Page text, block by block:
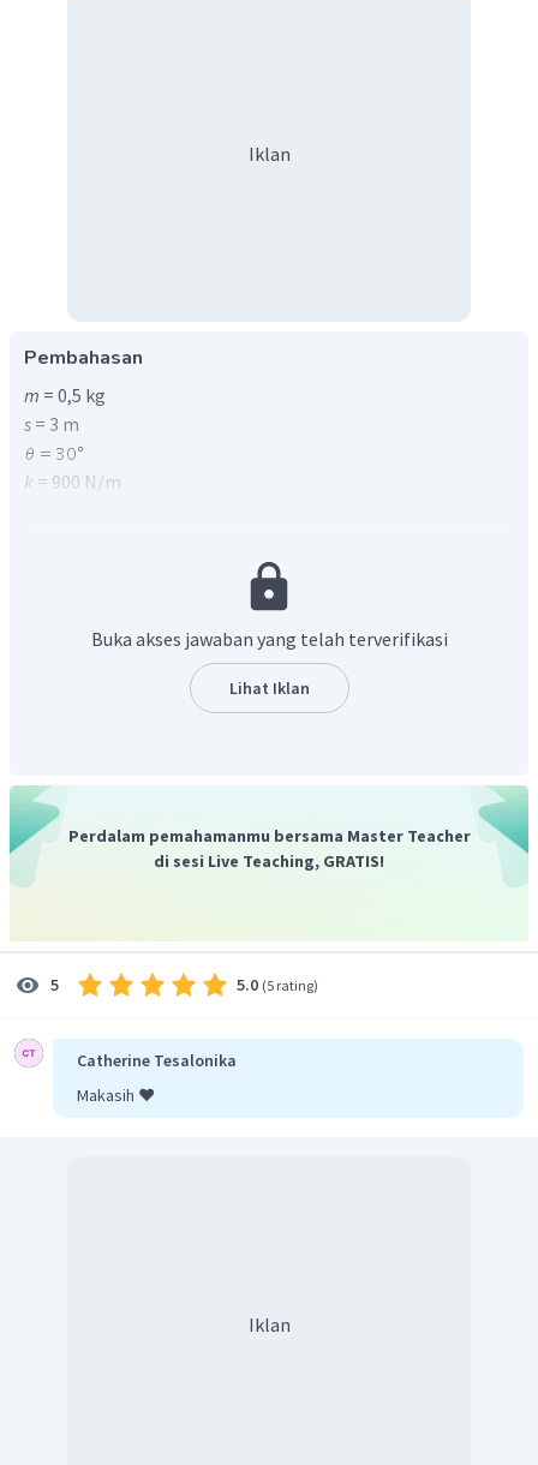
Iklan
Pembahasan
m = 0,5 kg
s = 3 m
k = 900 N/m
Jadi, jawaban yang tepat adalah D
Buka akses jawaban yang telah terverifikasi
Lihat Iklan
Perdalam pemahamanmu bersama Master Teacher
di sesi Live Teaching, GRATIS!
5 5.0 (5 rating)
Catherine Tesalonika
Makasih ❤️
Iklan